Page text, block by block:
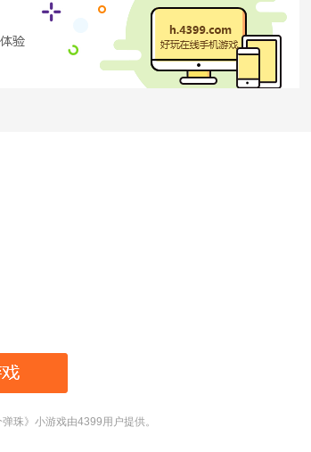
珠》小游戏由4399用户提供。